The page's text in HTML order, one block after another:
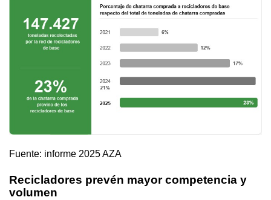
Fuente: informe 2025 AZA
Recicladores prevén mayor competencia y
volumen